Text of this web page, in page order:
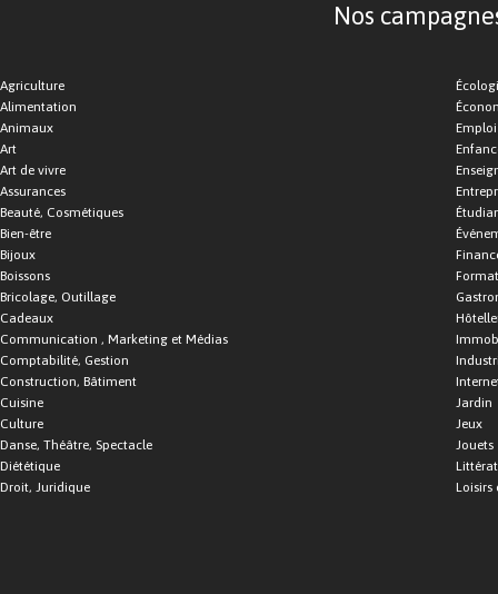
Nos
Agriculture
Alimentation
Animaux
Art
Art de vivre
Assurances
Beauté, Cosmétiques
Bien-être
Bijoux
Boissons
Bricolage, Outillage
Cadeaux
Communication , Marketing et Médias
Comptabilité, Gestion
Construction, Bâtiment
Cuisine
Culture
Danse, Théâtre, Spectacle
Diététique
Droit, Juridique
Emploi
Jardin
Jeux
Jouets
Loisirs